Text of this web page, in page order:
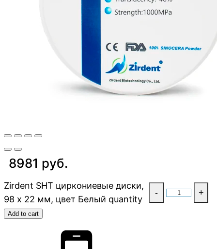
8981 руб.
Zirdent SHT циркониевые диски,
98 х 22 мм, цвет Белый quantity
- +
Add to cart